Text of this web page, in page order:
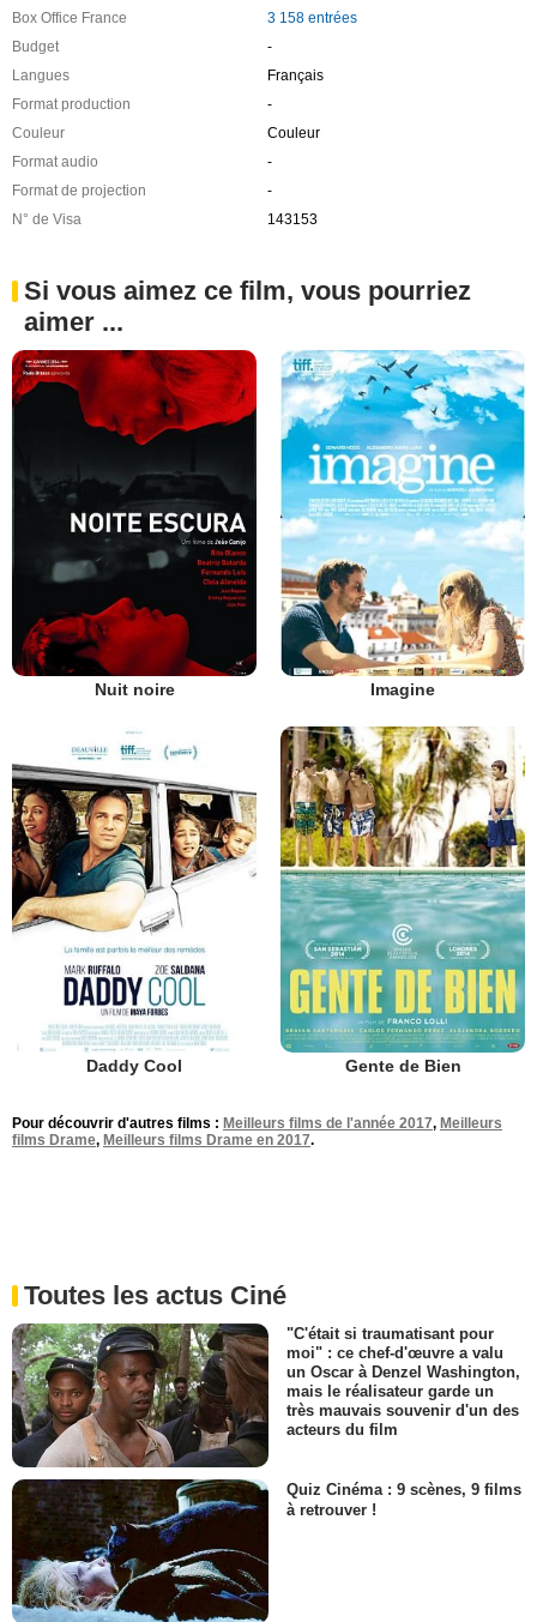
Box Office France
3 158 entrées
Budget
-
Langues
Français
Format production
-
Couleur
Couleur
Format audio
-
Format de projection
-
N° de Visa
143153
Si vous aimez ce film, vous pourriez
aimer ...
Nuit noire Imagine
Daddy Cool Gente de Bien
Pour découvrir d'autres films : Meilleurs films de l'année 2017, Meilleurs
films Drame, Meilleurs films Drame en 2017.
Toutes les actus Ciné
"C'était si traumatisant pour
moi" : ce chef-d'œuvre a valu
un Oscar à Denzel Washington,
mais le réalisateur garde un
très mauvais souvenir d'un des
acteurs du film
Quiz Cinéma : 9 scènes, 9 films
à retrouver !